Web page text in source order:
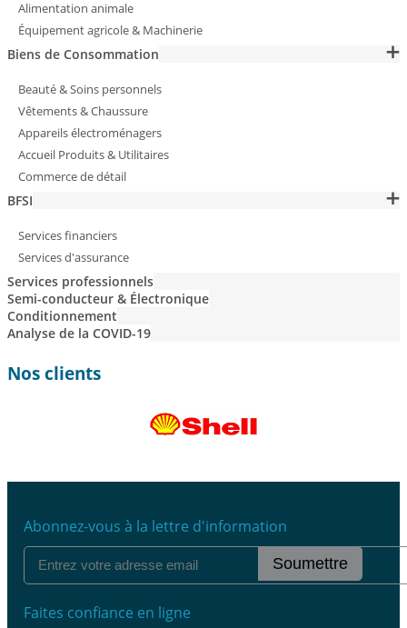
Alimentation animale
Équipement agricole & Machinerie
Biens de Consommation
Beauté & Soins personnels
Vêtements & Chaussure
Appareils électroménagers
Accueil Produits & Utilitaires
Commerce de détail
BFSI
Services financiers
Services d'assurance
Services professionnels
Semi-conducteur & Électronique
Conditionnement
Analyse de la COVID-19
Nos clients
Abonnez-vous à la lettre d'information
Soumettre
Faites confiance en ligne